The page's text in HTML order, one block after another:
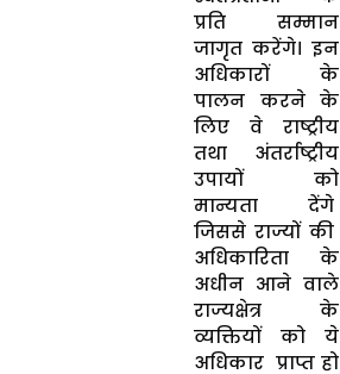
प्रति सम्मान
जागृत करेंगे। इन
अधिकारों के
पालन करने के
लिए वे राष्ट्रीय
तथा अंतर्राष्ट्रीय
उपायों को
मान्यता देंगे
जिससे राज्यों की
अधिकारिता के
अधीन आने वाले
राज्यक्षेत्र के
व्यक्तियों को ये
अधिकार प्राप्त हो